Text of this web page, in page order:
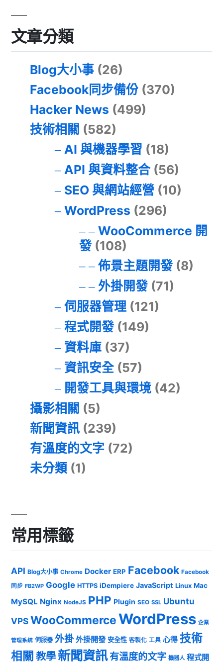
文章分類
Blog大小事 (26)
Facebook同步備份 (370)
Hacker News (499)
技術相關 (582)
AI 與機器學習 (18)
API 與資料整合(56)
SEO 與網站經營 (10)
WordPress (296)
WooCommerce 開
發(108)
佈景主題開發(8)
外掛開發(71)
伺服器管理(121)
程式開發(149)
資料庫(37)
資訊安全(57)
開發工具與環境(42)
攝影相關 (5)
新聞資訊 (239)
有溫度的文字 (72)
未分類 (1)
常用標籤
API Blog大小事 Chrome Docker ERP Facebook Facebook
同步 FB2WP Google HTTPS iDempiere JavaScript Linux Mac
MySQL Nginx NodeJS PHP Plugin SEO SSL Ubuntu
VPSWooCommerceWordPress 企業
管理系統 伺服器 外掛 外掛開發 安全性 客製化 工具 心得 技術
相關 教學 新聞資訊有溫度的文字 機器人 程式開